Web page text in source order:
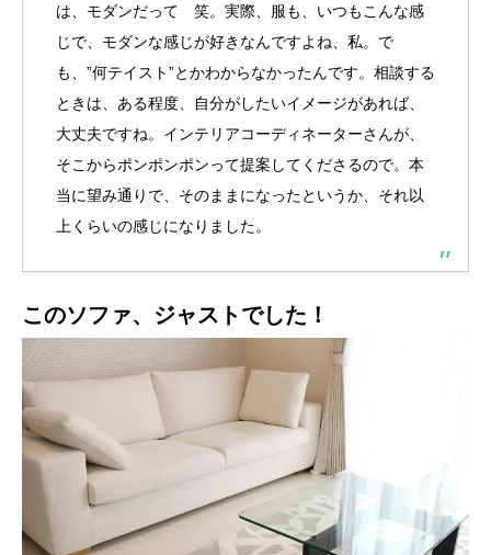
は、モダンだって 笑。実際、服も、いつもこんな感
じで、モダンな感じが好きなんですよね、私。で
も、”何テイスト”とかわからなかったんです。相談する
ときは、ある程度、自分がしたいイメージがあれば、
大丈夫ですね。インテリアコーディネーターさんが、
そこからポンポンポンって提案してくださるので。本
当に望み通りで、そのままになったというか、それ以
上くらいの感じになりました。
このソファ、ジャストでした！